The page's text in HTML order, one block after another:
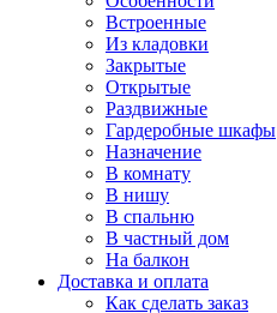
Встроенные
Из кладовки
Закрытые
Открытые
Раздвижные
Гардеробные шкафы
Назначение
В комнату
В нишу
В спальню
В частный дом
На балкон
Доставка и оплата
Как сделать заказ